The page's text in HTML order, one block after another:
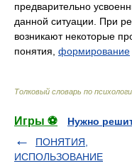
предварительно
данной ситуации. При
возникают некоторые
понятия, формирование
Толковый словарь по
Игры ⚽
Нужно
ПОНЯТИЯ,
ИСПОЛЬЗОВАНИЕ